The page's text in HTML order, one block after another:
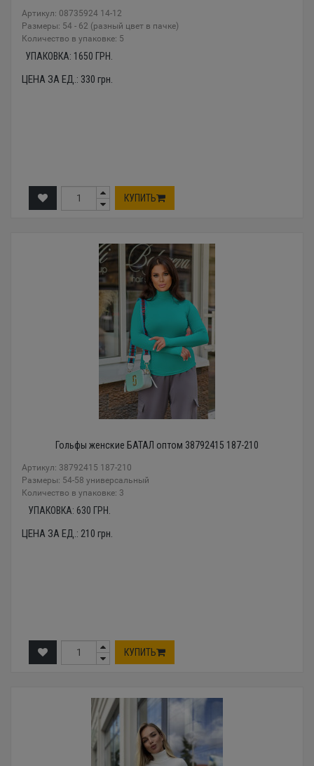
Артикул: 08735924 14-12
Размеры: 54 - 62 (разный цвет в пачке)
Количество в упаковке: 5
УПАКОВКА: 1650 ГРН.
ЦЕНА ЗА ЕД.: 330 грн.
КУПИТЬ
Гольфы женские БАТАЛ оптом 38792415 187-210
Артикул: 38792415 187-210
Размеры: 54-58 универсальный
Количество в упаковке: 3
УПАКОВКА: 630 ГРН.
ЦЕНА ЗА ЕД.: 210 грн.
КУПИТЬ